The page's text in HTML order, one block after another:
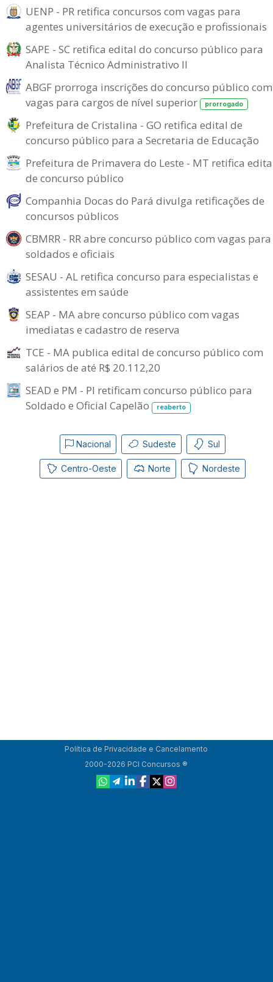
UENP - PR retifica concursos com vagas para
agentes universitários de execução e profissionais
SAPE - SC retifica edital do concurso público para
Analista Técnico Administrativo II
ABGF prorroga inscrições do concurso público com
vagas para cargos de nível superior
prorrogado
Prefeitura de Cristalina - GO retifica edital de
concurso público para a Secretaria de Educação
Prefeitura de Primavera do Leste - MT retifica
de concurso público
Companhia Docas do Pará divulga retificações de
concursos públicos
CBMRR - RR abre concurso público com vagas para
soldados e oficiais
SESAU - AL retifica concurso para especialistas e
assistentes em saúde
SEAP - MA abre concurso público com vagas
imediatas e cadastro de reserva
TCE - MA publica edital de concurso público com
salários de até R$ 20.112,20
SEAD e PM - PI retificam concurso público para
Soldado e Oficial Capelão
reaberto
Nacional Sudeste Sul
Centro-Oeste Norte Nordeste
Política de Privacidade e Cancelamento
2000-2026 PCI Concursos ®